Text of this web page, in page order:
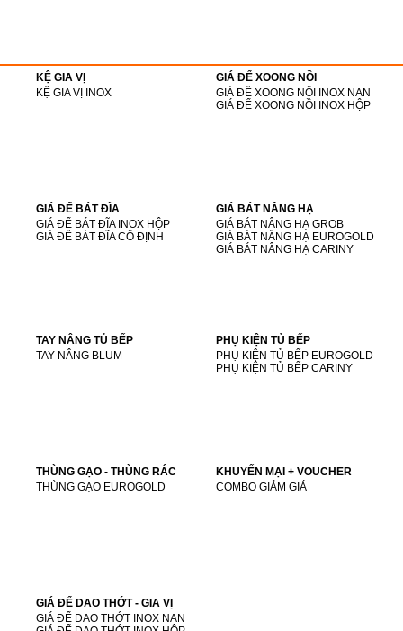
KỆ GIA VỊ
KỆ GIA VỊ INOX
GIÁ ĐỂ XOONG NỒI
GIÁ ĐỂ XOONG NỒI INOX NAN
GIÁ ĐỂ XOONG NỒI INOX HỘP
GIÁ ĐỂ BÁT ĐĨA
GIÁ ĐỂ BÁT ĐĨA INOX HỘP
GIÁ ĐỂ BÁT ĐĨA CỐ ĐỊNH
GIÁ BÁT NÂNG HẠ
GIÁ BÁT NÂNG HẠ GROB
GIÁ BÁT NÂNG HẠ EUROGOLD
GIÁ BÁT NÂNG HẠ CARINY
TAY NÂNG TỦ BẾP
TAY NÂNG BLUM
PHỤ KIỆN TỦ BẾP
PHỤ KIỆN TỦ BẾP EUROGOLD
PHỤ KIỆN TỦ BẾP CARINY
THÙNG GẠO - THÙNG RÁC
THÙNG GẠO EUROGOLD
KHUYẾN MẠI + VOUCHER
COMBO GIẢM GIÁ
GIÁ ĐỂ DAO THỚT - GIA VỊ
GIÁ ĐỂ DAO THỚT INOX NAN